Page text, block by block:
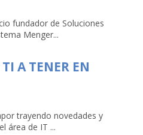
fundador de Soluciones
Menger...
A TENER EN
trayendo novedades y
área de IT ...